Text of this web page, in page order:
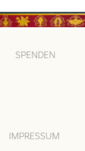
SPENDEN
IMPRESSUM